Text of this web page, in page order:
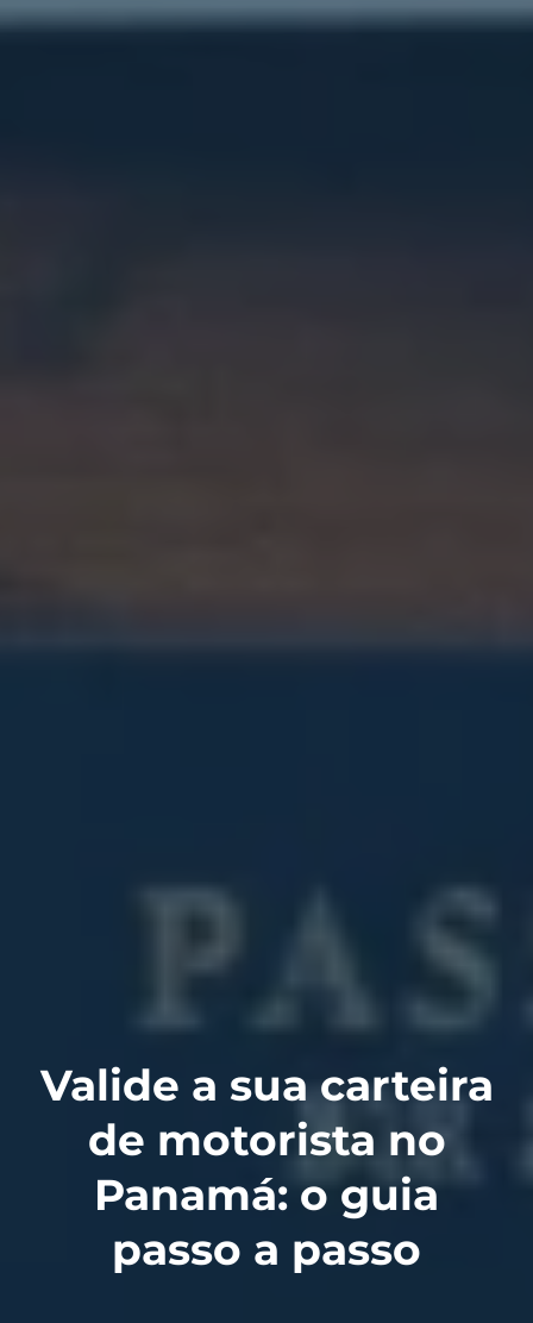
Valide a sua carteira
de motorista no
Panamá: o guia
passo a passo